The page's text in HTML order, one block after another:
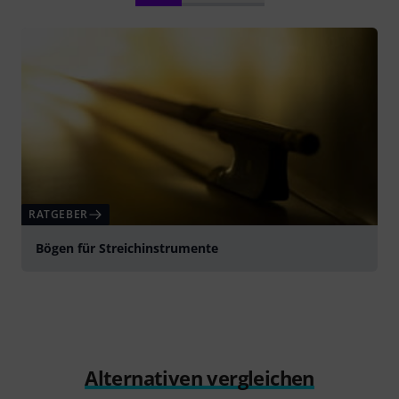
RATGEBER
Bögen für Streichinstrumente
Alternativen vergleichen